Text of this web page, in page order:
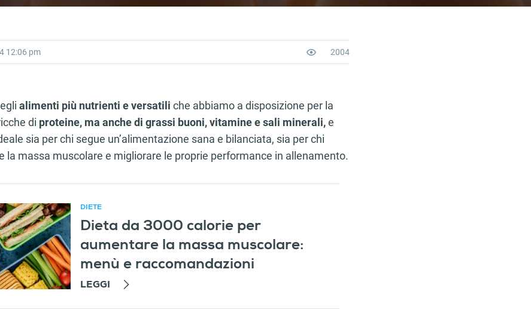
12:06 pm 2004
alimenti più nutrienti e versatili che abbiamo a disposizione per la
di proteine, ma anche di grassi buoni, vitamine e sali minerali,e
sia per chi segue un’alimentazione sana e bilanciata, sia per chi
la massa muscolare e migliorare le proprie performance in allenamento.
DIETE
Dieta da 3000 calorie per
aumentare la massa muscolare:
menù e raccomandazioni
LEGGI